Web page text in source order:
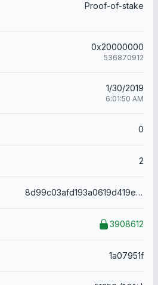
Proof-of-stake
0x20000000
536870912
1/30/2019
6:01:50 AM
0
2
8d99c03afd193a0619d419e90b4abab2bdabb16f06237643eceda1d2b13f9c9f
3908612
1a07951f